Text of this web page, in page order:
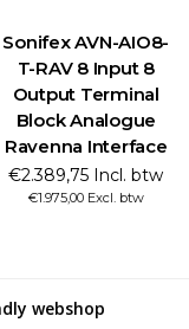
Sonifex AVN-AIO8-
T-RAV 8 Input 8
Output Terminal
Block Analogue
Ravenna Interface
€2.389,75 Incl. btw
€1.975,00 Excl. btw
webshop